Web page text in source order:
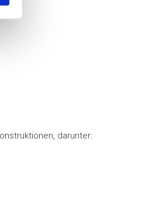
darunter: